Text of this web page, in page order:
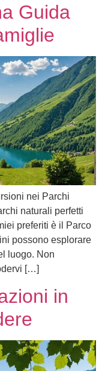
Guida
nei Parchi
naturali perfetti
preferiti è il Parco
possono esplorare
luogo. Non
[…]
in